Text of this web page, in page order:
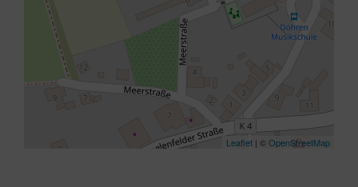
Leaflet | ©OpenStreetMap